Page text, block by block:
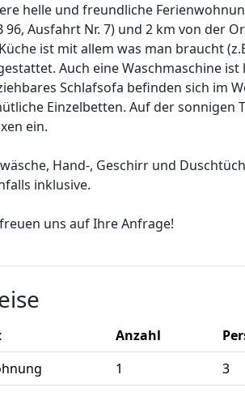
helle und freundliche
96, Ausfahrt Nr. 7) und 2 km von der
ist mit allem was man braucht
Auch eine Waschmaschine
Schlafsofa befinden sich im
Einzelbetten. Auf der sonnigen
ein.
Hand-, Geschirr und
inklusive.
uns auf Ihre Anfrage!
Anzahl
1 3